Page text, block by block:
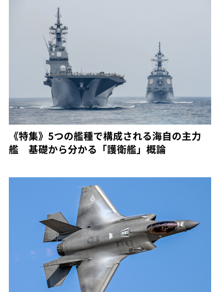
《特集》5つの艦種で構成される海自の主力
艦 基礎から分かる「護衛艦」概論